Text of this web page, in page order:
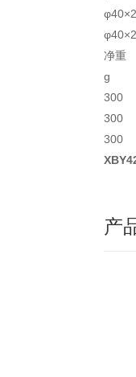
净重
g
300
300
300
产